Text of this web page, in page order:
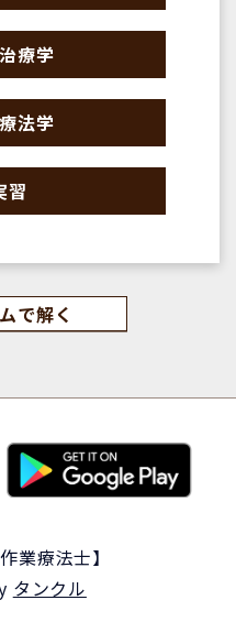
療学
法学
習
で解く
業療法士】
タンクル